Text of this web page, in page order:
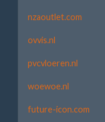
nzaoutlet.com
ovvis.nl
pvcvloeren.nl
woewoe.nl
future-icon.com